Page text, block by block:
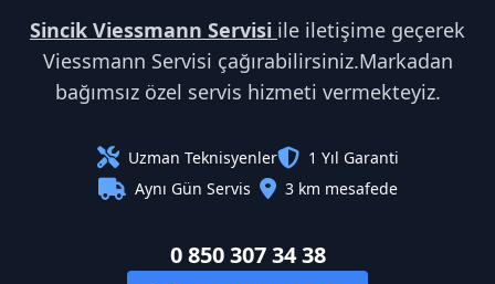
Sincik Viessmann Servisi ile iletişime geçerek
Viessmann Servisi çağırabilirsiniz.Markadan
bağımsız özel servis hizmeti vermekteyiz.
Uzman Teknisyenler
1 Yıl Garanti
Aynı Gün Servis
3 km mesafede
0 850 307 34 38